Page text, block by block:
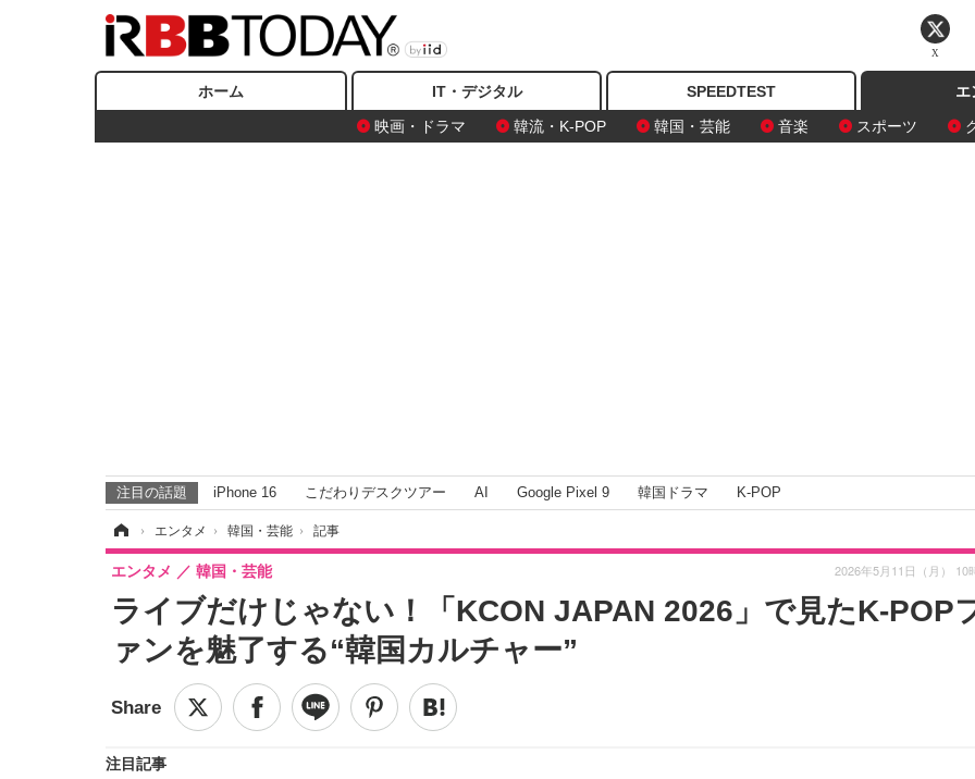
ホーム IT・デジタル SPEEDTEST
エ
映画・ドラマ
韓流・K-POP 韓国・芸能 音楽 スポーツ
注目の話題 iPhone 16 こだわりデスクツアー AI Google Pixel 9 韓国ドラマ K-POP
› エンタメ › 韓国・芸能 › 記事
ライブだけじゃない！「KCON JAPAN 2026」で見たK-POP
ァンを魅了する“韓国カルチャー”
エンタメ 韓国・芸能 2026年5月11日（月） 10
注目記事
X